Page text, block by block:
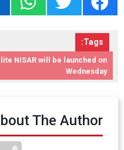
Tags:
NISAR will be launched on
Wednesday
The Author